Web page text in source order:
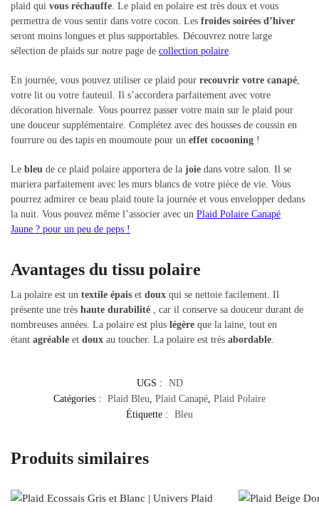
plaid qui vous réchauffe. Le plaid en polaire est très doux et vous
permettra de vous sentir dans votre cocon. Les froides soirées d’hiver
seront moins longues et plus supportables. Découvrez notre large
sélection de plaids sur notre page de collection polaire.
En journée, vous pouvez utiliser ce plaid pour recouvrir votre canapé,
votre lit ou votre fauteuil. Il s’accordera parfaitement avec votre
décoration hivernale. Vous pourrez passer votre main sur le plaid pour
une douceur supplémentaire. Complétez avec des housses de coussin en
fourrure ou des tapis en moumoute pour un effet cocooning !
Le bleu de ce plaid polaire apportera de la joie dans votre salon. Il se
mariera parfaitement avec les murs blancs de votre pièce de vie. Vous
pourrez admirer ce beau plaid toute la journée et vous envelopper dedans
la nuit. Vous pouvez même l’associer avec un Plaid Polaire Canapé
Jaune ? pour un peu de peps !
Avantages du tissu polaire
La polaire est un textile épais et doux qui se nettoie facilement. Il
présente une très haute durabilité
, car il conserve sa douceur durant de
nombreuses années. La polaire est plus légère que la laine, tout en
étant agréable et doux au toucher. La polaire est très abordable
UGS :
ND
Catégories :
Plaid Bleu Plaid Canapé Plaid Polaire
Étiquette :
Bleu
Produits similaires